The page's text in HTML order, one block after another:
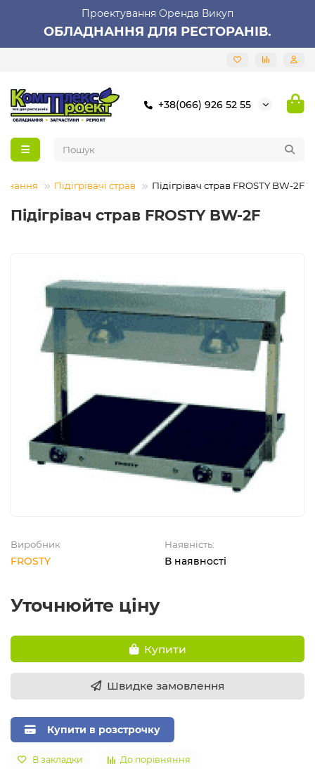
Проектування Оренда Викуп
ОБЛАДНАННЯ ДЛЯ РЕСТОРАНІВ.
+38(066) 926 52 55
Підігрівачі страв Підігрівач страв FROSTY BW-2F
Підігрівач страв FROSTY BW-2F
Виробник
FROSTY
Наявність:
В наявності
Уточнюйте ціну
Купити
Швидке замовлення
Купити в розстрочку
В закладки До порівняння